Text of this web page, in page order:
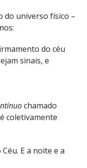
do universo físico –
do céu
sinais, e
chamado
coletivamente
E a noite e a